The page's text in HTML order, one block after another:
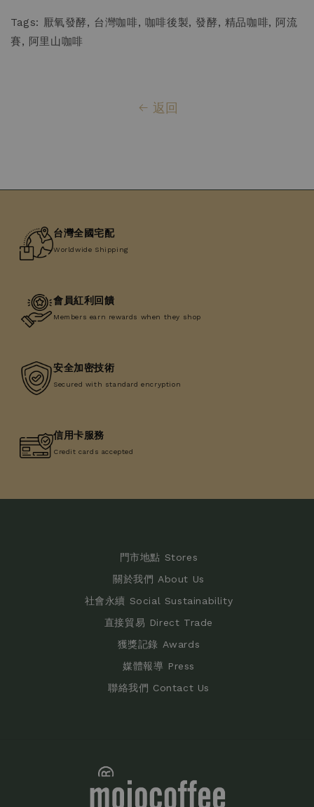
Tags: 厭氧發酵, 台灣咖啡, 咖啡後製, 發酵, 精品咖啡, 阿流
賽, 阿里山咖啡
返回
台灣全國宅配
Worldwide Shipping
會員紅利回饋
Members earn rewards when they shop
安全加密技術
Secured with standard encryption
信用卡服務
Credit cards accepted
門市地點 Stores
關於我們 About Us
社會永續 Social Sustainability
直接貿易 Direct Trade
獲獎記錄 Awards
媒體報導 Press
聯絡我們 Contact Us